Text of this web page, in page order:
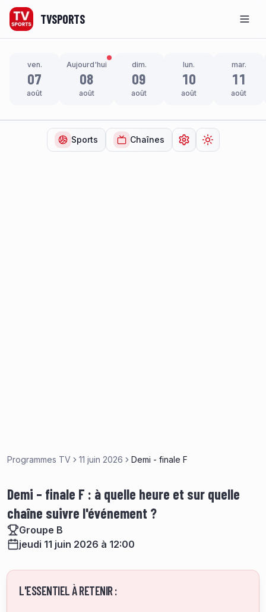
TVSPORTS
ven.
07
août
Aujourd'hui
08
août
dim.
09
août
lun.
10
août
mar.
11
août
Sports Chaînes Ouvrir lesChanger de
Programmes TV 11 juin 2026 Demi - finale F
Demi – finale F : à quelle heure et sur quelle
chaîne suivre l'événement ?
Groupe B
jeudi 11 juin 2026 à 12:00
L'ESSENTIEL À RETENIR :